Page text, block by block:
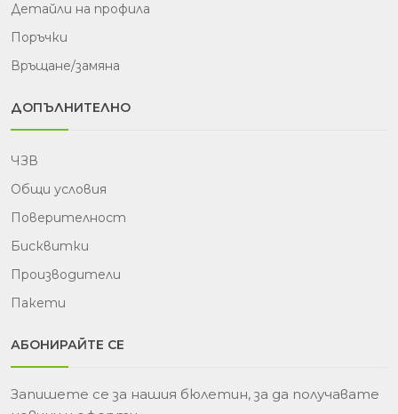
Детайли на профила
Поръчки
Връщане/замяна
ДОПЪЛНИТЕЛНО
ЧЗВ
Общи условия
Поверителност
Бисквитки
Производители
Пакети
АБОНИРАЙТЕ СЕ
Запишете се за нашия бюлетин, за да получавате